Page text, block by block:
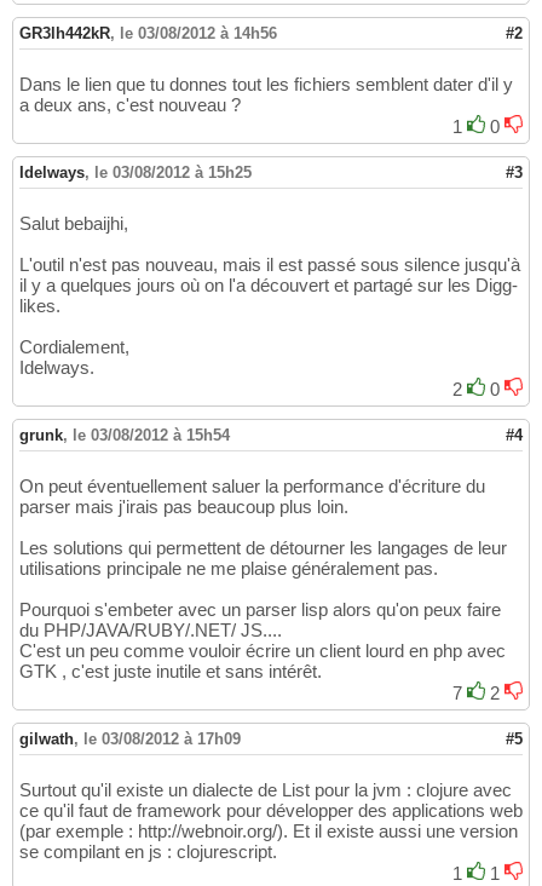
GR3lh442kR, le 03/08/2012 à 14h56 #2
Dans le lien que tu donnes tout les fichiers semblent dater d'il y
a deux ans, c'est nouveau ?
1
0
Idelways, le 03/08/2012 à 15h25 #3
Salut bebaijhi,
L'outil n'est pas nouveau, mais il est passé sous silence jusqu'à
il y a quelques jours où on l'a découvert et partagé sur les Digg-
likes.
Cordialement,
Idelways.
2
0
grunk, le 03/08/2012 à 15h54 #4
On peut éventuellement saluer la performance d'écriture du
parser mais j'irais pas beaucoup plus loin.
Les solutions qui permettent de détourner les langages de leur
utilisations principale ne me plaise généralement pas.
Pourquoi s'embeter avec un parser lisp alors qu'on peux faire
du PHP/JAVA/RUBY/.NET/ JS....
C'est un peu comme vouloir écrire un client lourd en php avec
GTK , c'est juste inutile et sans intérêt.
7
2
gilwath, le 03/08/2012 à 17h09 #5
Surtout qu'il existe un dialecte de List pour la jvm : clojure avec
ce qu'il faut de framework pour développer des applications web
(par exemple : http://webnoir.org/). Et il existe aussi une version
se compilant en js : clojurescript.
1
1